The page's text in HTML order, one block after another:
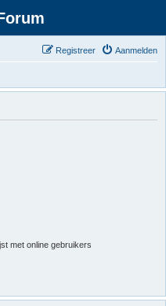
Aanmelden
Registreer
met online gebruikers